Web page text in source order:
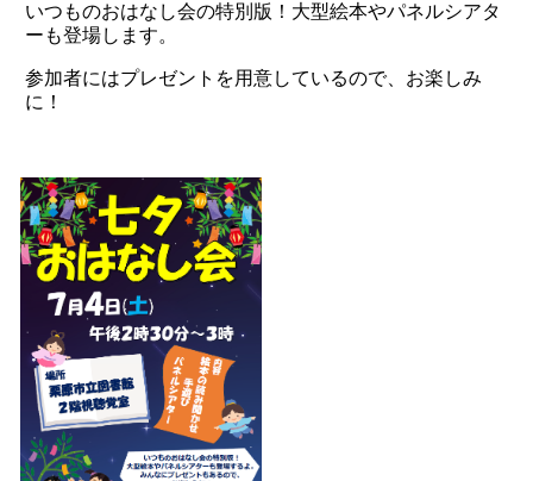
いつものおはなし会の特別版！大型絵本やパネルシアタ
ーも登場します。
参加者にはプレゼントを用意しているので、お楽しみ
に！